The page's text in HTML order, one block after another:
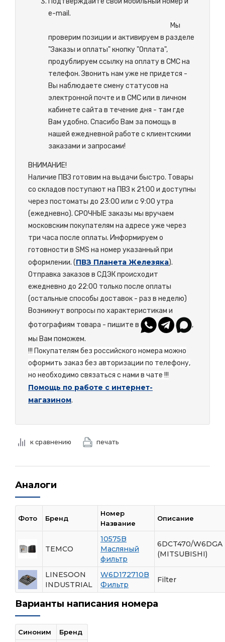
e-mail.
Мы
проверим позиции и активируем в разделе
"Заказы и оплаты" кнопку "Оплата",
продублируем ссылку на оплату в СМС на
телефон. Звонить нам уже не придется -
Вы наблюдаете смену статусов на
электронной почте и в СМС или в личном
кабинете сайта в течение дня - там где
Вам удобно. Спасибо Вам за помощь в
нашей ежедневной работе с клиентскими
заказами и запросами!
ВНИМАНИЕ!
Наличие ПВЗ готовим на выдачи быстро. Товары
со складов поступают на ПВЗ к 21:00 и доступны
через постоматы до 23:00 или с 9:00 утра
(ежедневно). СРОЧНЫЕ заказы мы вручаем
московским покупателям на адресе уже через
три часа после оплаты. Информируем о
готовности в SMS на номер указанный при
оформлении. (ПВЗ Планета Железяка).
Отправка заказов в СДЭК происходит
ежедневно до 22:00 только после оплаты
(остальные способы доставок - раз в неделю)
Возникнут вопросы по характеристикам и
фотографиям товара - пишите в
,
мы Вам поможем.
!!! Покупателям без российского номера можно
оформить заказ без авторизации по телефону,
но необходимо связаться с нами в чате !!!
Помощь по работе с интернет-
магазином.
к сравнению печать
Аналоги
Фото Бренд
Номер
Название
Описание
TEMCO
10575B
Масляный
фильтр
6DCT470/W6DGA
(MITSUBISHI)
LINESOON
INDUSTRIAL
W6D172710B
Фильтр
Filter
Варианты написания номера
Синоним Бренд